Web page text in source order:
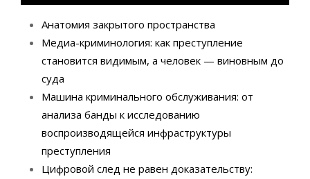
Анатомия закрытого пространства
Медиа-криминология: как преступление
становится видимым, а человек — виновным до
суда
Машина криминального обслуживания: от
анализа банды к исследованию
воспроизводящейся инфраструктуры
преступления
Цифровой след не равен доказательству: